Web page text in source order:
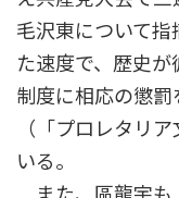
毛沢東について
た速度で、歴史
制度に相応の懲罰
（「プロレタリ
いる。